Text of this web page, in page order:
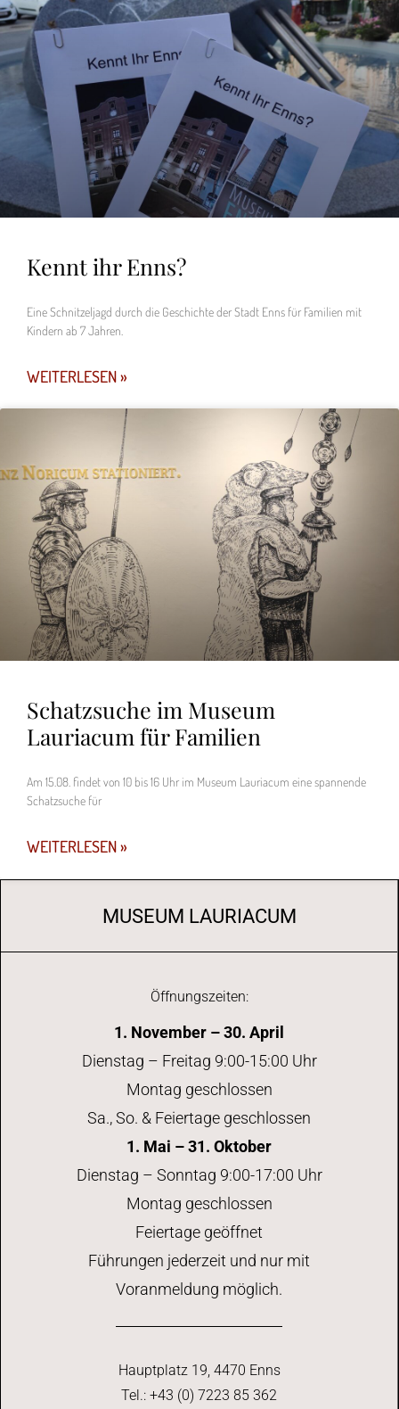
Kennt ihr Enns?
Eine Schnitzeljagd durch die Geschichte der Stadt Enns für Familien mit
Kindern ab 7 Jahren.
WEITERLESEN »
Schatzsuche im Museum
Lauriacum für Familien
Am 15.08. findet von 10 bis 16 Uhr im Museum Lauriacum eine spannende
Schatzsuche für
WEITERLESEN »
MUSEUM LAURIACUM
Öffnungszeiten:
1. November – 30. April
Dienstag – Freitag 9:00-15:00 Uhr
Montag geschlossen
Sa., So. & Feiertage geschlossen
1. Mai – 31. Oktober
Dienstag – Sonntag 9:00-17:00 Uhr
Montag geschlossen
Feiertage geöffnet
Führungen jederzeit und nur mit
Voranmeldung möglich.
Hauptplatz 19, 4470 Enns
Tel.: +43 (0) 7223 85 362